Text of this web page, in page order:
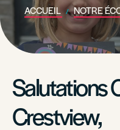
ACCUEIL NOTRE
Salutations
Crestview,